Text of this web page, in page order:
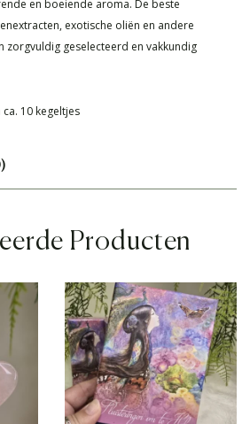
en boeiende aroma. De beste
exotische oliën en andere
zorgvuldig geselecteerd en vakkundig
10 kegeltjes
Producten